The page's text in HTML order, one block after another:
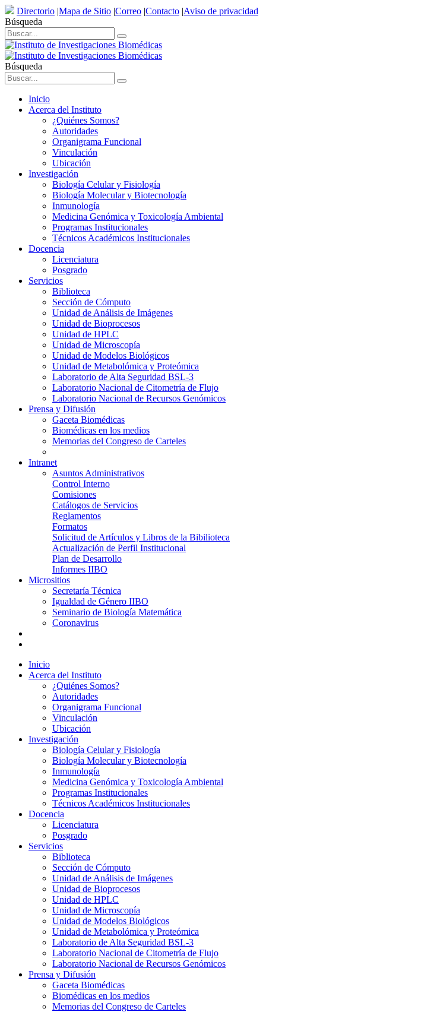
Directorio |Mapa de Sitio |Correo |Contacto |Aviso de privacidad
Búsqueda
Búsqueda
Inicio
Acerca del Instituto
¿Quiénes Somos?
Autoridades
Organigrama Funcional
Vinculación
Ubicación
Investigación
Biología Celular y Fisiología
Biología Molecular y Biotecnología
Inmunología
Medicina Genómica y Toxicología Ambiental
Programas Institucionales
Técnicos Académicos Institucionales
Docencia
Licenciatura
Posgrado
Servicios
Biblioteca
Sección de Cómputo
Unidad de Análisis de Imágenes
Unidad de Bioprocesos
Unidad de HPLC
Unidad de Microscopía
Unidad de Modelos Biológicos
Unidad de Metabolómica y Proteómica
Laboratorio de Alta Seguridad BSL-3
Laboratorio Nacional de Citometría de Flujo
Laboratorio Nacional de Recursos Genómicos
Prensa y Difusión
Gaceta Biomédicas
Biomédicas en los medios
Memorias del Congreso de Carteles
Intranet
Asuntos Administrativos
Control Interno
Comisiones
Catálogos de Servicios
Reglamentos
Formatos
Solicitud de Artículos y Libros de la Bibilioteca
Actualización de Perfil Institucional
Plan de Desarrollo
Informes IIBO
Micrositios
Secretaría Técnica
Igualdad de Género IIBO
Seminario de Biología Matemática
Coronavirus
Inicio
Acerca del Instituto
¿Quiénes Somos?
Autoridades
Organigrama Funcional
Vinculación
Ubicación
Investigación
Biología Celular y Fisiología
Biología Molecular y Biotecnología
Inmunología
Medicina Genómica y Toxicología Ambiental
Programas Institucionales
Técnicos Académicos Institucionales
Docencia
Licenciatura
Posgrado
Servicios
Biblioteca
Sección de Cómputo
Unidad de Análisis de Imágenes
Unidad de Bioprocesos
Unidad de HPLC
Unidad de Microscopía
Unidad de Modelos Biológicos
Unidad de Metabolómica y Proteómica
Laboratorio de Alta Seguridad BSL-3
Laboratorio Nacional de Citometría de Flujo
Laboratorio Nacional de Recursos Genómicos
Prensa y Difusión
Gaceta Biomédicas
Biomédicas en los medios
Memorias del Congreso de Carteles